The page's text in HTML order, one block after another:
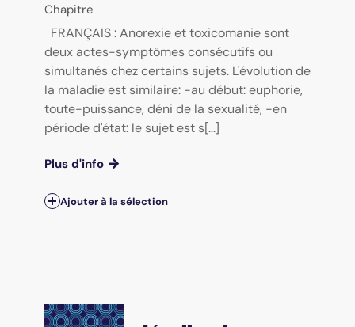
Chapitre
FRANÇAIS : Anorexie et toxicomanie sont
deux actes-symptômes consécutifs ou
simultanés chez certains sujets. L'évolution de
la maladie est similaire: -au début: euphorie,
toute-puissance, déni de la sexualité, -en
période d'état: le sujet est s[...]
Plus d'info
Ajouter à la sélection